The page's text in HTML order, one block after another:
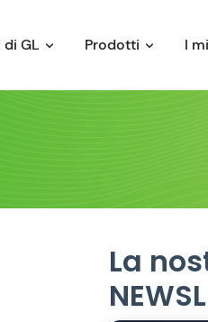
GL Prodotti I
La